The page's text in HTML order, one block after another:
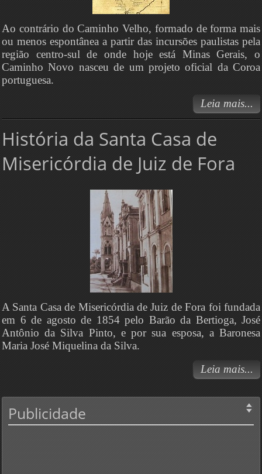
Ao contrário do Caminho Velho, formado de forma mais
ou menos espontânea a partir das incursões paulistas pela
região centro-sul de onde hoje está Minas Gerais, o
Caminho Novo nasceu de um projeto oficial da Coroa
portuguesa.
Leia mais...
História da Santa Casa de
Misericórdia de Juiz de Fora
A Santa Casa de Misericórdia de Juiz de Fora foi fundada
em 6 de agosto de 1854 pelo Barão da Bertioga, José
Antônio da Silva Pinto, e por sua esposa, a Baronesa
Maria José Miquelina da Silva.
Leia mais...
Publicidade